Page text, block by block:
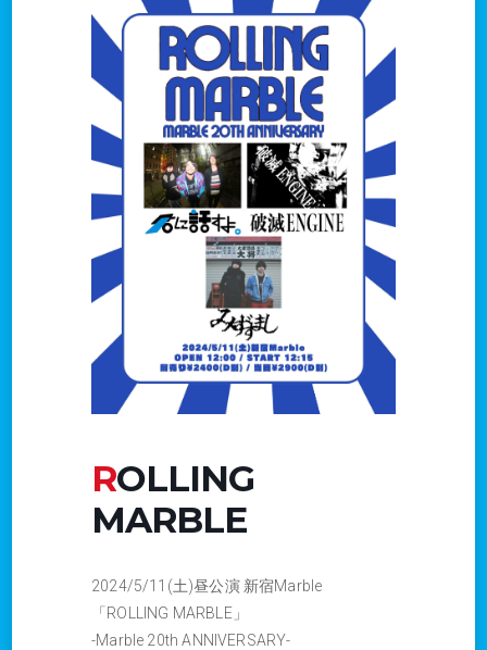
ROLLING
MARBLE
2024/5/11(土)昼公演 新宿Marble
「ROLLING MARBLE」
-Marble 20th ANNIVERSARY-